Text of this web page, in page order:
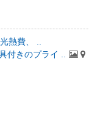
熱費、 ..
付きのプライ ..